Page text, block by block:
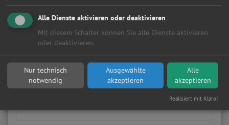
den folgenden Listen aus.
Fahrzeugtyp:
Hersteller:
Alle Dienste aktivieren oder deaktivieren
Mit diesem Schalter können Sie alle Dienste aktivieren
oder deaktivieren.
Nur technisch
notwendig
Ausgewählte
akzeptieren
Alle
akzeptieren
Realisiert mit Klaro!